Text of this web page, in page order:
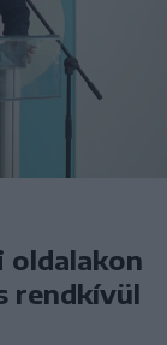
oldalakon
rendkívül